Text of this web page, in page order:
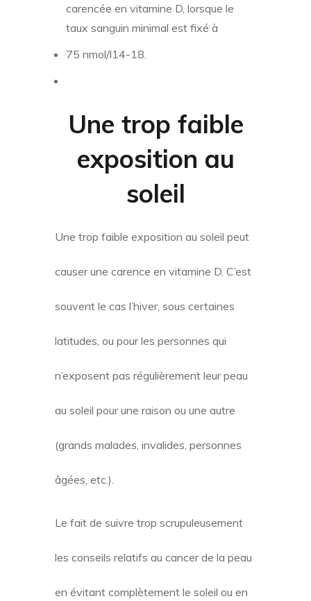
carencée en vitamine D, lorsque le
taux sanguin minimal est fixé à
75 nmol/l14-18.
Une trop faible
exposition au
soleil
Une trop faible exposition au soleil peut
causer une carence en vitamine D. C’est
souvent le cas l’hiver, sous certaines
latitudes, ou pour les personnes qui
n’exposent pas régulièrement leur peau
au soleil pour une raison ou une autre
(grands malades, invalides, personnes
âgées, etc.).
Le fait de suivre trop scrupuleusement
les conseils relatifs au cancer de la peau
en évitant complètement le soleil ou en